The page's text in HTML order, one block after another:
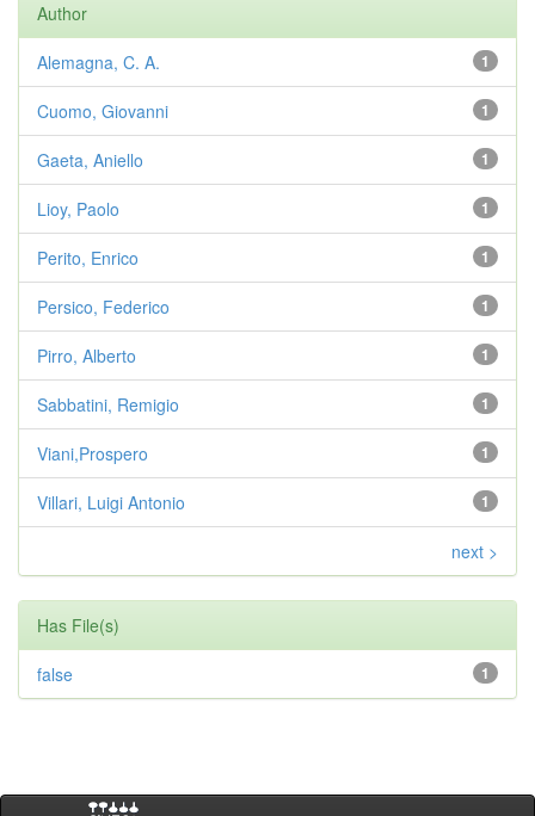
Author
1
Alemagna, C. A.
1
Cuomo, Giovanni
1
Gaeta, Aniello
1
Lioy, Paolo
1
Perito, Enrico
1
Persico, Federico
1
Pirro, Alberto
1
Sabbatini, Remigio
1
Viani,Prospero
1
Villari, Luigi Antonio
next >
Has File(s)
1
false